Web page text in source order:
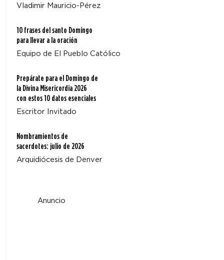
Vladimir Mauricio-Pérez
10 frases del santo Domingo
para llevar a la oración
Equipo de El Pueblo Católico
Prepárate para el Domingo de
la Divina Misericordia 2026
con estos 10 datos esenciales
Escritor Invitado
Nombramientos de
sacerdotes: julio de 2026
Arquidiócesis de Denver
Anuncio